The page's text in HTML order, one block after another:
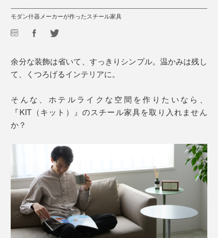
モダン什器メーカーが作ったスチール家具
余分な装飾は省いて、すっきりシンプル。温かみは残し
て、くつろげるインテリアに。
そんな、ホテルライクな空間を作りたいなら、
『KIT（キット）』のスチール家具を取り入れません
か？